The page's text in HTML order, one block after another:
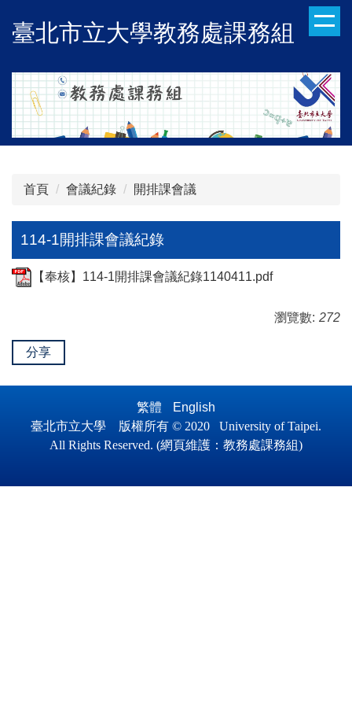
到
內
容
區
臺北市立大學教務處課務組
首頁 會議紀錄 開排課會議
114-1開排課會議紀錄
【奉核】114-1開排課會議紀錄1140411.pdf
瀏覽數: 272
分享
繁體 English
臺北市立大學 版權所有 © 2020 University of Taipei.
All Rights Reserved. (網頁維護 ： 教務處課務組)